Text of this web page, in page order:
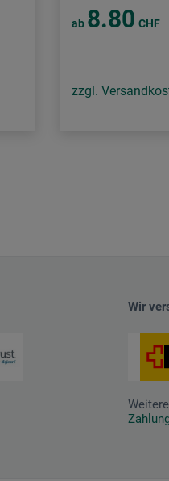
ab 8.80 CHF
zzgl.
Wir